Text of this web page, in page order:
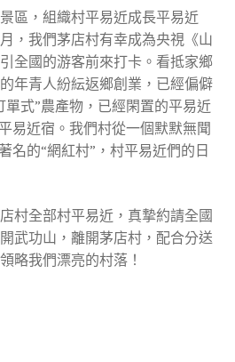
區，組織村平易近成長平易近
，我們茅店村有幸成為央視《山
全國的游客前來打卡。看抵家鄉
年青人紛紜返鄉創業，已經偏僻
單式”農產物，已經閑置的平易近
易近宿。我們村從一個默默無聞
名的“網紅村”，村平易近們的日
村全部村平易近，真摯約請全國
武功山，離開茅店村，配合分送
略我們漂亮的村落！